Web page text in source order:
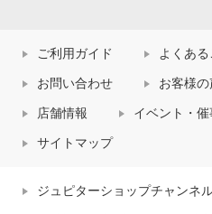
ご利用ガイド よくある
お問い合わせ お客様
店舗情報 イベント・催
サイトマップ
ジュピターショップチャンネ